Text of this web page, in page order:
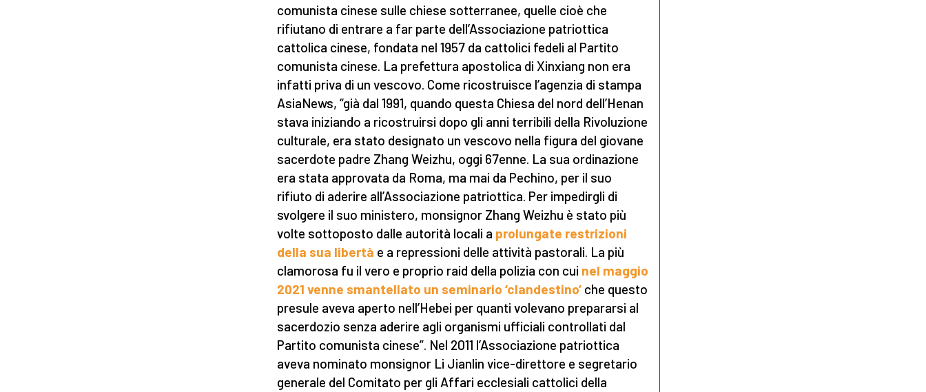
comunista cinese sulle chiese sotterranee, quelle cioè che
rifiutano di entrare a far parte dell’Associazione patriottica
cattolica cinese, fondata nel 1957 da cattolici fedeli al Partito
comunista cinese. La prefettura apostolica di Xinxiang non era
infatti priva di un vescovo. Come ricostruisce l’agenzia di stampa
AsiaNews, “già dal 1991, quando questa Chiesa del nord dell’Henan
stava iniziando a ricostruirsi dopo gli anni terribili della Rivoluzione
culturale, era stato designato un vescovo nella figura del giovane
sacerdote padre Zhang Weizhu, oggi 67enne. La sua ordinazione
era stata approvata da Roma, ma mai da Pechino, per il suo
rifiuto di aderire all’Associazione patriottica. Per impedirgli di
svolgere il suo ministero, monsignor Zhang Weizhu è stato più
volte sottoposto dalle autorità locali a prolungate restrizioni
della sua libertà e a repressioni delle attività pastorali. La più
clamorosa fu il vero e proprio raid della polizia con cui nel maggio
2021 venne smantellato un seminario ‘clandestino’ che questo
presule aveva aperto nell’Hebei per quanti volevano prepararsi al
sacerdozio senza aderire agli organismi ufficiali controllati dal
Partito comunista cinese”. Nel 2011 l’Associazione patriottica
aveva nominato monsignor Li Jianlin vice-direttore e segretario
generale del Comitato per gli Affari ecclesiali cattolici della